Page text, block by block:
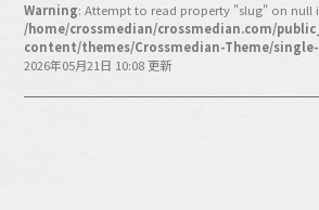
動画
ビジネス・ブック・アカデミー
業界ビジネス
CMGNOW!
Warning: Attempt to read property "slug" on null
/home/crossmedian/crossmedian.com/
content/themes/Crossmedian-Theme/
2026年05月21日 10:08 更新